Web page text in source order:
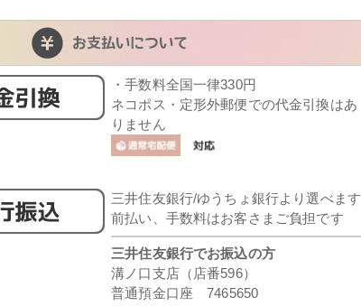
・手数料全国一律330円
ネコポス・定形外郵便での代金引換はあ
りません
三井住友銀行/ゆうちょ銀行より選べます
前払い、手数料はお客さまご負担です
三井住友銀行でお振込の方
溝ノ口支店（店番596）
普通預金口座 7465650